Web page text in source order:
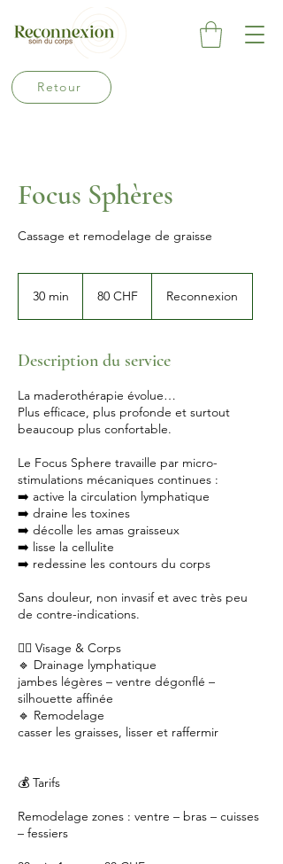
Retour
Focus Sphères
Cassage et remodelage de graisse
30 min
n
suisses80 CHF Reconnexion
Description du service
La maderothérapie évolue…
Plus efficace, plus profonde et surtout
beaucoup plus confortable.
Le Focus Sphere travaille par micro-
stimulations mécaniques continues :
➡️ active la circulation lymphatique
➡️ draine les toxines
➡️ décolle les amas graisseux
➡️ lisse la cellulite
➡️ redessine les contours du corps
Sans douleur, non invasif et avec très peu
de contre-indications.
💆‍♀️ Visage & Corps
🔹 Drainage lymphatique
jambes légères – ventre dégonflé –
silhouette affinée
🔹 Remodelage
casser les graisses, lisser et raffermir
💰 Tarifs
Remodelage zones : ventre – bras – cuisses
– fessiers